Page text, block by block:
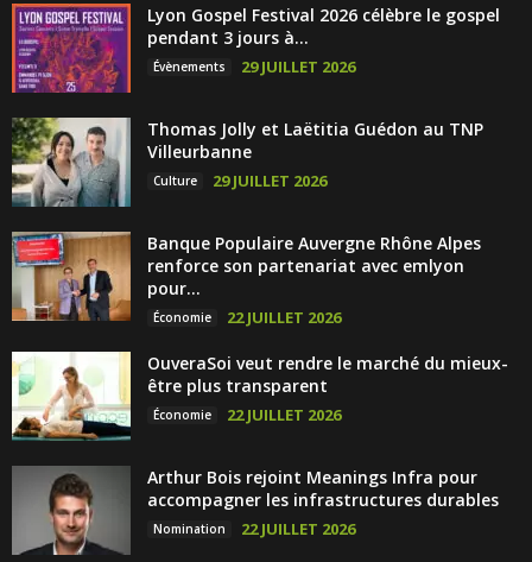
Lyon Gospel Festival 2026 célèbre le gospel
pendant 3 jours à...
Évènements 29 JUILLET 2026
Thomas Jolly et Laëtitia Guédon au TNP
Villeurbanne
Culture 29 JUILLET 2026
Banque Populaire Auvergne Rhône Alpes
renforce son partenariat avec emlyon
pour...
Économie 22 JUILLET 2026
OuveraSoi veut rendre le marché du mieux-
être plus transparent
Économie 22 JUILLET 2026
Arthur Bois rejoint Meanings Infra pour
accompagner les infrastructures durables
Nomination 22 JUILLET 2026